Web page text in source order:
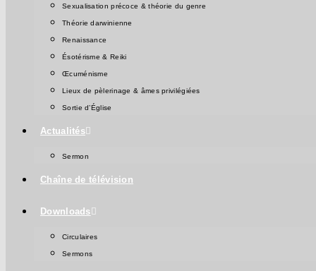
Sexualisation précoce & théorie du genre
Théorie darwinienne
Renaissance
Ésotérisme & Reiki
Œcuménisme
Lieux de pèlerinage & âmes privilégiées
Sortie d’Église
Actualités
Sermon
Chaîne de télévision
Downloads
Circulaires
Sermons